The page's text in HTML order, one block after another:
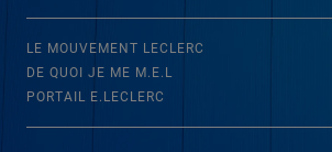
LE MOUVEMENT LECLERC
DE QUOI JE ME M.E.L
PORTAIL E.LECLERC